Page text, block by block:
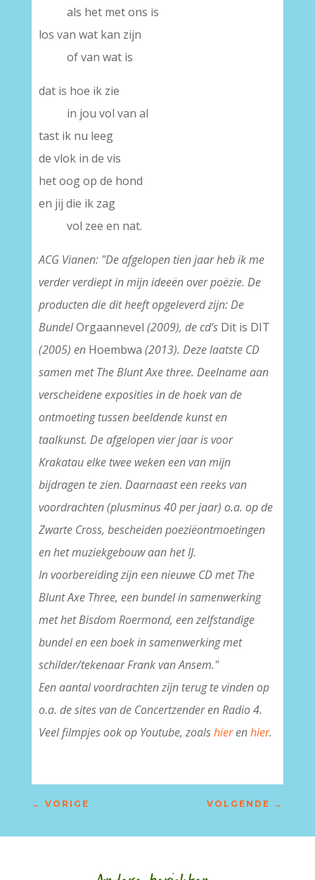
als het met ons is
los van wat kan zijn
of van wat is
dat is hoe ik zie
in jou vol van al
tast ik nu leeg
de vlok in de vis
het oog op de hond
en jij die ik zag
vol zee en nat.
ACG Vianen: "De afgelopen tien jaar heb ik me
verder verdiept in mijn ideeën over poëzie. De
producten die dit heeft opgeleverd zijn: De
BundelOrgaannevel (2009), de cd’s Dit is DIT
(2005) en Hoembwa (2013). Deze laatste CD
samen met The Blunt Axe three. Deelname aan
verscheidene exposities in de hoek van de
ontmoeting tussen beeldende kunst en
taalkunst. De afgelopen vier jaar is voor
Krakatau elke twee weken een van mijn
bijdragen te zien. Daarnaast een reeks van
voordrachten (plusminus 40 per jaar) o.a. op de
Zwarte Cross, bescheiden poeziëontmoetingen
en het muziekgebouw aan het IJ.
In voorbereiding zijn een nieuwe CD met The
Blunt Axe Three, een bundel in samenwerking
met het Bisdom Roermond, een zelfstandige
bundel en een boek in samenwerking met
schilder/tekenaar Frank van Ansem."
Een aantal voordrachten zijn terug te vinden op
o.a. de sites van de Concertzender en Radio 4.
Veel filmpjes ook op Youtube, zoalshierenhier.
← VORIGE VOLGENDE →